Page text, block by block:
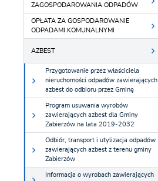
ZAGOSPODAROWANIA ODPADÓW
OPŁATA ZA GOSPODAROWANIE
ODPADAMI KOMUNALNYMI
AZBEST
Przygotowanie przez właściciela
nieruchomości odpadów zawierających
azbest do odbioru przez Gminę
Program usuwania wyrobów
zawierających azbest dla Gminy
Zabierzów na lata 2019-2032
Odbiór, transport i utylizacja odpadów
zawierających azbest z terenu gminy
Zabierzów
Informacja o wyrobach zawierających